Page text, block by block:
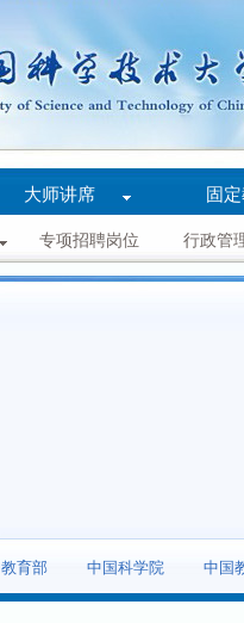
大师讲席 固
专项招聘岗位 行政管
教育部 中国科学院 中国